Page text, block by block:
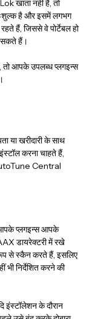
खाता नहीं है, तो
है और इसमें लगभग
हैं, जिससे वे पोर्टेबल हो
सकते हैं।
आपके उपलब्ध प्लगइन्स
खरीदारी के साथ
करना चाहते हैं,
Central
आपके प्लगइन्स आपके
डायरेक्टरी में रखे
से स्कैन करते हैं, इसलिए
निर्देशित करने की
इंस्टॉलेशन के दौरान